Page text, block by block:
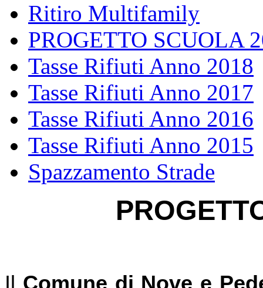
Ritiro Multifamily
PROGETTO SCUOLA
Tasse Rifiuti Anno 2018
Tasse Rifiuti Anno 2017
Tasse Rifiuti Anno 2016
Tasse Rifiuti Anno 2015
Spazzamento Strade
Il Comune di Nove e